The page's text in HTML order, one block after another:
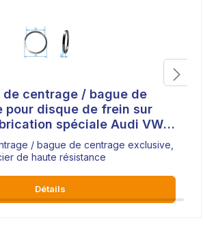
de centrage / bague de
pour disque de frein sur
spéciale Audi VW
Opel Honda
/ bague de centrage exclusive,
de haute résistance
Détails